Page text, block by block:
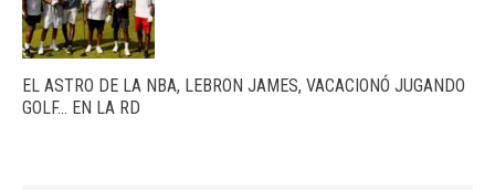
EL ASTRO DE LA NBA, LEBRON JAMES, VACACIONÓ JUGANDO
GOLF… EN LA RD